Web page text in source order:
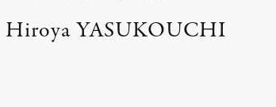
Hiroya YASUKOUCHI